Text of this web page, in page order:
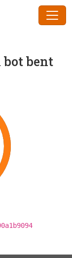
bot bent